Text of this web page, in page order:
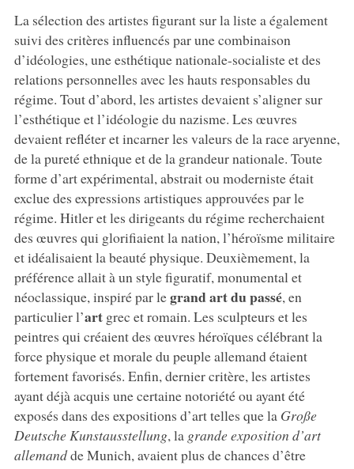
La sélection des artistes figurant sur la liste a également
suivi des critères influencés par une combinaison
d’idéologies, une esthétique nationale-socialiste et des
relations personnelles avec les hauts responsables du
régime. Tout d’abord, les artistes devaient s’aligner sur
l’esthétique et l’idéologie du nazisme. Les œuvres
devaient refléter et incarner les valeurs de la race aryenne,
de la pureté ethnique et de la grandeur nationale. Toute
forme d’art expérimental, abstrait ou moderniste était
exclue des expressions artistiques approuvées par le
régime. Hitler et les dirigeants du régime recherchaient
des œuvres qui glorifiaient la nation, l’héroïsme militaire
et idéalisaient la beauté physique. Deuxièmement, la
préférence allait à un style figuratif, monumental et
néoclassique, inspiré par legrand art du passé, en
particulier l’artgrec et romain. Les sculpteurs et les
peintres qui créaient des œuvres héroïques célébrant la
force physique et morale du peuple allemand étaient
fortement favorisés. Enfin, dernier critère, les artistes
ayant déjà acquis une certaine notoriété ou ayant été
exposés dans des expositions d’art telles que la Große
Deutsche Kunstausstellung, la grande exposition d’art
allemandde Munich, avaient plus de chances d’être